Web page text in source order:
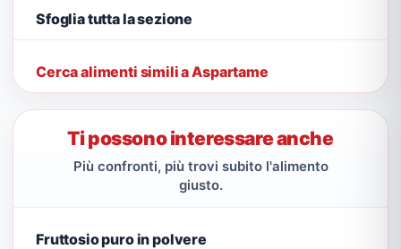
Sfoglia tutta la sezione
Cerca alimenti simili a Aspartame
Ti possono interessare anche
Più confronti, più trovi subito l'alimento
giusto.
Fruttosio puro in polvere